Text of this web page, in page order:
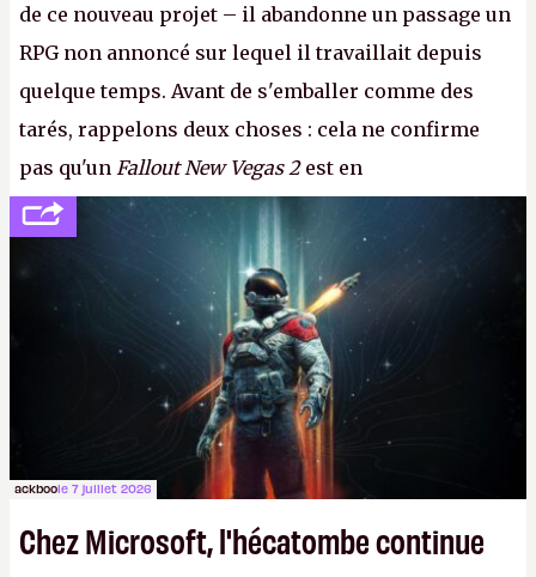
de ce nouveau projet – il abandonne un passage un
RPG non annoncé sur lequel il travaillait depuis
quelque temps. Avant de s'emballer comme des
tarés, rappelons deux choses : cela ne confirme
pas qu'un Fallout New Vegas 2est en
développement (pour ce que l'on sait, ils bossent
peut-être sur
Fallout Football ou
Fallout vs. Les
Lapins Crétins) et l'Obsidian d'aujourd'hui n'est plus
le même studio qu'il y a 15 ans. Mais bon, OK, on
peut commencer à fantasmer.A.
ackboole 7 juillet 2026
Chez Microsoft, l'hécatombe continue